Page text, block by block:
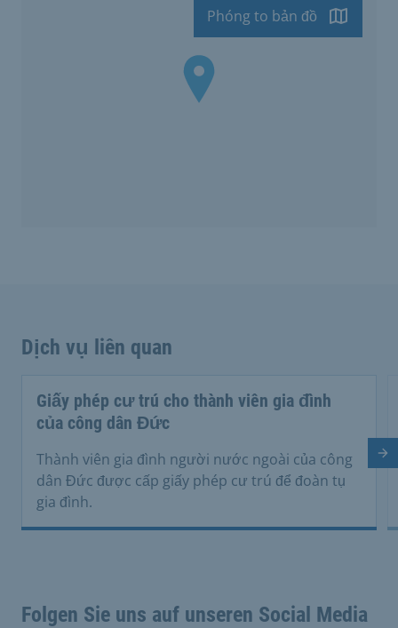
Phóng to bản đồ
Dịch vụ liên quan
Giấy phép cư trú cho thành viên gia đình
của công dân Đức
Thành viên gia đình người nước ngoài của công
dân Đức được cấp giấy phép cư trú để đoàn tụ
gia đình.
Folgen Sie uns auf unseren Social Media